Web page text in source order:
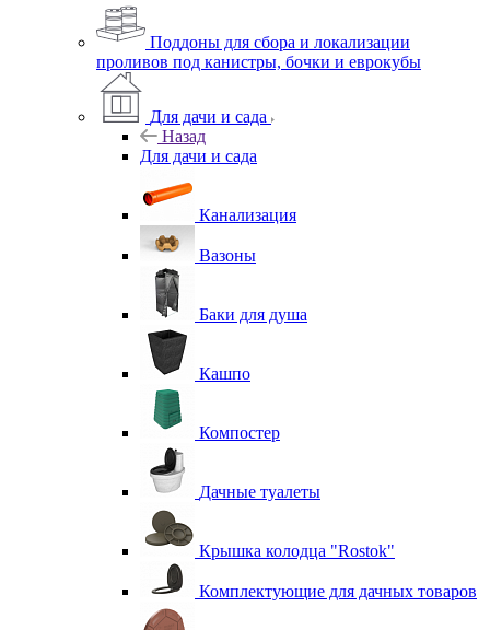
Поддоны для сбора и локализации
проливов под канистры, бочки и еврокубы
Для дачи и сада
Назад
Для дачи и сада
Канализация
Вазоны
Баки для душа
Кашпо
Компостер
Дачные туалеты
Крышка колодца "Rostok"
Комплектующие для дачных товаров